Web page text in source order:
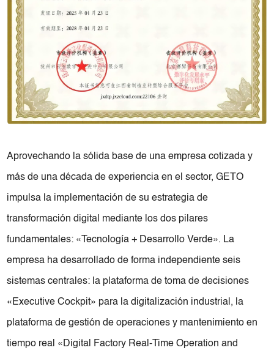
Aprovechando la sólida base de una empresa cotizada y
más de una década de experiencia en el sector, GETO
impulsa la implementación de su estrategia de
transformación digital mediante los dos pilares
fundamentales: «Tecnología + Desarrollo Verde». La
empresa ha desarrollado de forma independiente seis
sistemas centrales: la plataforma de toma de decisiones
«Executive Cockpit» para la digitalización industrial, la
plataforma de gestión de operaciones y mantenimiento en
tiempo real «Digital Factory Real-Time Operation and